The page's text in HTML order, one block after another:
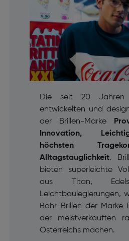
Die seit 20 Jahren
entwickelten und
der Brillen-Marke
Innovation,
höchsten
Alltagstauglichkeit.
bieten superleichte
aus Titan,
Leichtbaulegierungen,
Bohr-Brillen der Marke
der meistverkauften
Österreichs machen.